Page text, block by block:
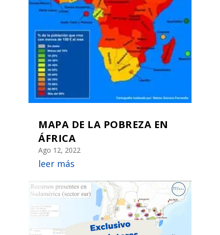
MAPA DE LA POBREZA EN
ÁFRICA
Ago 12, 2022
leer más